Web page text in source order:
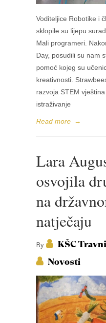
Voditeljice Robotike i
sklopile su lijepu
Mali programeri.
Day, posudili su nam
pomoć kojeg su
kreativnosti.
razvoja STEM
istraživanje
Read more →
Lara
osvojila
na
natječaju
By KŠC
Novosti